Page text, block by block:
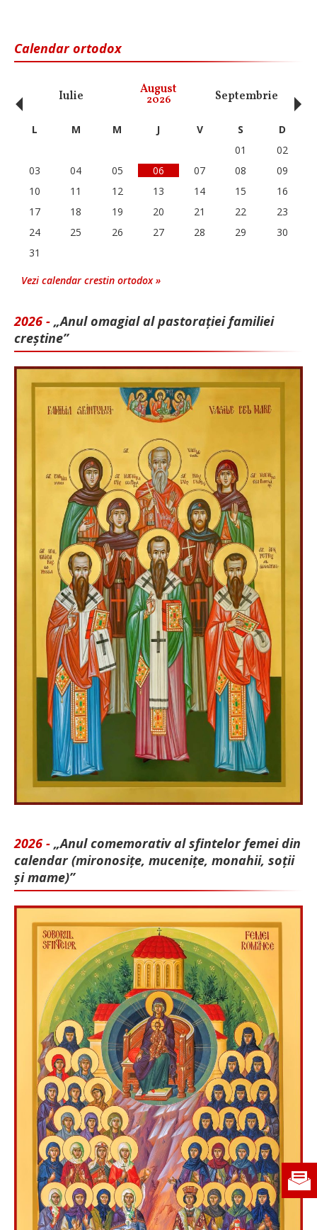
Calendar ortodox
Iulie August
2026 Septembrie
‹ L M M J V S
D
01
02
03
04 05 06 07 08
09
10
11 12 13 14 15
16
17
18 19 20 21 22
23
24
25 26 27 28 29
30
31
Vezi calendar crestin ortodox »
2026 - „Anul omagial al pastorației familiei
creștine”
2026 - „Anul comemorativ al sfintelor femei din
calendar (mironosițe, mu­cenițe, monahii, soții
și mame)”